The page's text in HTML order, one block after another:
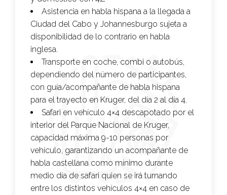
Asistencia en habla hispana a la llegada a
Ciudad del Cabo y Johannesburgo sujeta a
disponibilidad de lo contrario en habla
inglesa.
Transporte en coche, combi o autobús,
dependiendo del número de participantes,
con guía/acompañante de habla hispana
para el trayecto en Kruger, del día 2 al día 4.
Safari en vehículo 4×4 descapotado por el
interior del Parque Nacional de Kruger,
capacidad máxima 9-10 personas por
vehículo, garantizando un acompañante de
habla castellana como mínimo durante
medio día de safari quien se irá turnando
entre los distintos vehículos 4×4 en caso de